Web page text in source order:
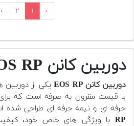
‹ ۱ ۲ ›
دوربین کانن EOS RP
دوربین کانن EOS RP
یکی از دوربین
با قیمت مقرون به صرفه است که برای
حرفه ای و نیمه حرفه ای طراحی
RP با ویژگی های خاص خود،